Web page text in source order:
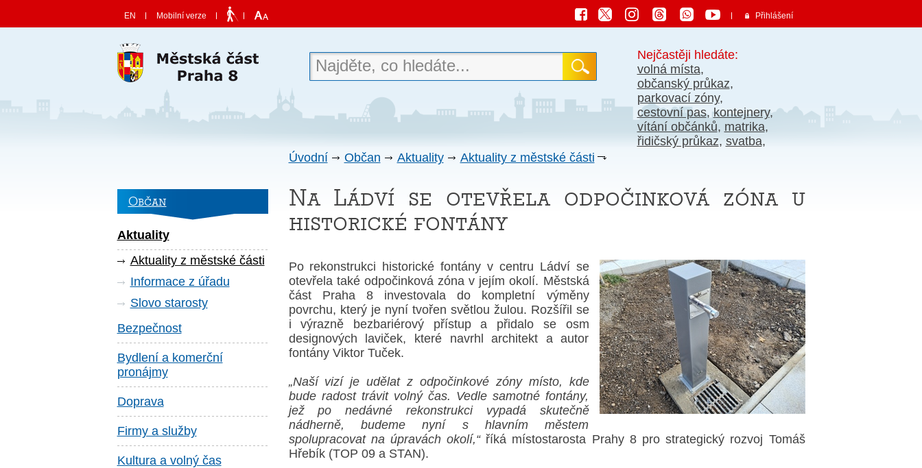
EN Mobilní verze Přihlášení
Nejčastěji hledáte:
volná místa,
občanský průkaz,
parkovací zóny,
cestovní pas,kontejnery,
vítání občánků, matrika,
řidičský průkaz, svatba,
Úvodní Občan Aktuality Aktuality z městské části
Občan
Aktuality
Aktuality z městské části
Informace z úřadu
Slovo starosty
Bezpečnost
Bydlení a komerční
pronájmy
Doprava
Firmy a služby
Kultura a volný čas
Na Ládví se otevřela odpočinková zóna u
historické fontány
Po rekonstrukci historické fontány v centru Ládví se
otevřela také odpočinková zóna v jejím okolí. Městská
část Praha 8 investovala do kompletní výměny
povrchu, který je nyní tvořen světlou žulou. Rozšířil se
i výrazně bezbariérový přístup a přidalo se osm
designových laviček, které navrhl architekt a autor
fontány Viktor Tuček.
„Naší vizí je udělat z odpočinkové zóny místo, kde
bude radost trávit volný čas. Vedle samotné fontány,
jež po nedávné rekonstrukci vypadá skutečně
nádherně, budeme nyní s hlavním městem
spolupracovat na úpravách okolí,“říká místostarosta Prahy 8 pro strategický rozvoj Tomáš
Hřebík (TOP 09 a STAN).